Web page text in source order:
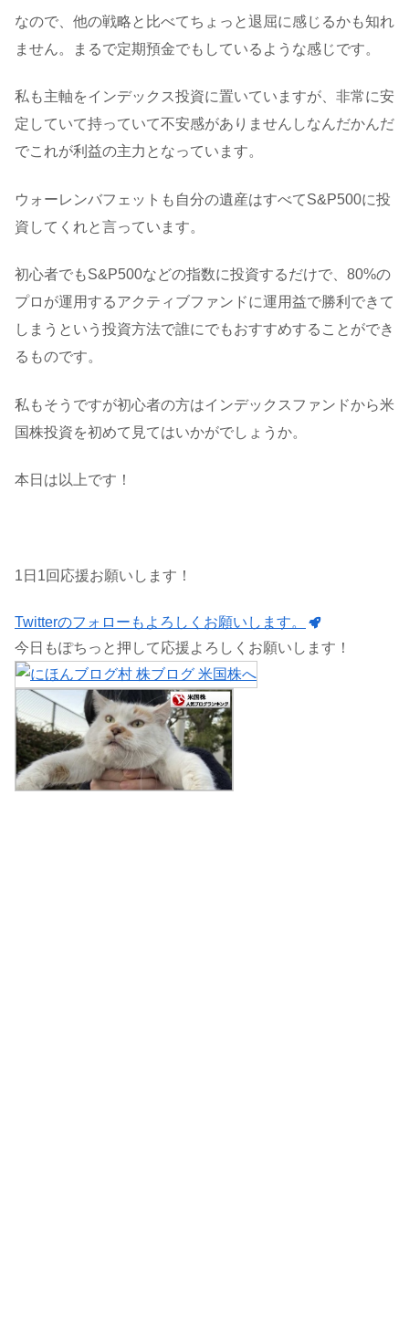
なので、他の戦略と比べてちょっと退屈に感じるかも知れ
ません。まるで定期預金でもしているような感じです。
私も主軸をインデックス投資に置いていますが、非常に安
定していて持っていて不安感がありませんしなんだかんだ
でこれが利益の主力となっています。
ウォーレンバフェットも自分の遺産はすべてS&P500に投
資してくれと言っています。
初心者でもS&P500などの指数に投資するだけで、80%の
プロが運用するアクティブファンドに運用益で勝利できて
しまうという投資方法で誰にでもおすすめすることができ
るものです。
私もそうですが初心者の方はインデックスファンドから米
国株投資を初めて見てはいかがでしょうか。
本日は以上です！
1日1回応援お願いします！
Twitterのフォローもよろしくお願いします。
今日もぽちっと押して応援よろしくお願いします！